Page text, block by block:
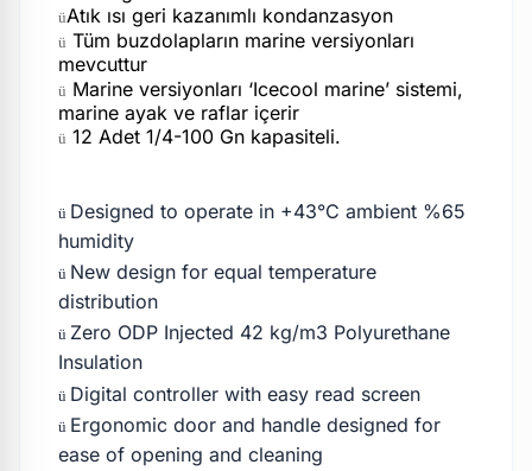
üAtık ısı geri kazanımlı kondanzasyon
ü Tüm buzdolapların marine versiyonları
mevcuttur
ü Marine versiyonları ‘Icecool marine’ sistemi,
marine ayak ve raflar içerir
ü 12 Adet 1/4-100 Gn kapasiteli.
ü Designed to operate in +43°C ambient %65
humidity
ü New design for equal temperature
distribution
ü Zero ODP Injected 42 kg/m3 Polyurethane
Insulation
ü Digital controller with easy read screen
ü Ergonomic door and handle designed for
ease of opening and cleaning